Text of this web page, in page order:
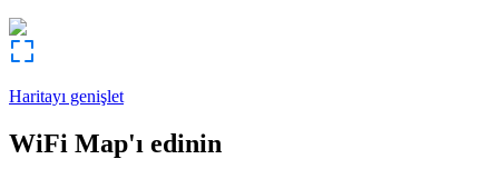
Haritayı genişlet
WiFi Map'ı edinin